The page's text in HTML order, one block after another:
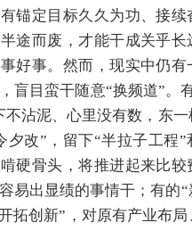
锚定目标久久为功、接续
途而废，才能干成关乎长
好事。然而，现实中仍有
盲目蛮干随意“换频道”。
不沾泥、心里没有数，东
夕改”，留下“半拉子工程”
硬骨头，将推进起来比较
易出显绩的事情干；有的“
拓创新”，对原有产业布